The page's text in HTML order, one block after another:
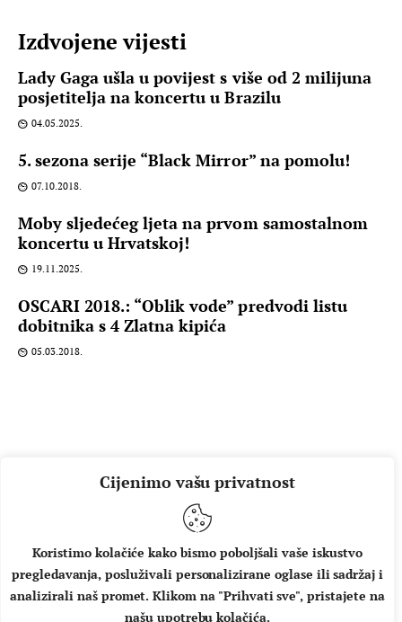
Cijenimo vašu privatnost
Koristimo kolačiće kako bismo poboljšali vaše iskustvo
pregledavanja, posluživali personalizirane oglase ili sadržaj i
analizirali naš promet. Klikom na "Prihvati sve", pristajete na
našu upotrebu kolačića.
Izdvojene vijesti
Lady Gaga ušla u povijest s više od 2 milijuna
posjetitelja na koncertu u Brazilu
04.05.2025.
5. sezona serije “Black Mirror” na pomolu!
07.10.2018.
Moby sljedećeg ljeta na prvom samostalnom
koncertu u Hrvatskoj!
19.11.2025.
OSCARI 2018.: “Oblik vode” predvodi listu
dobitnika s 4 Zlatna kipića
05.03.2018.
O NAMA IMPRESSUM UVJETI KORIŠTENJA